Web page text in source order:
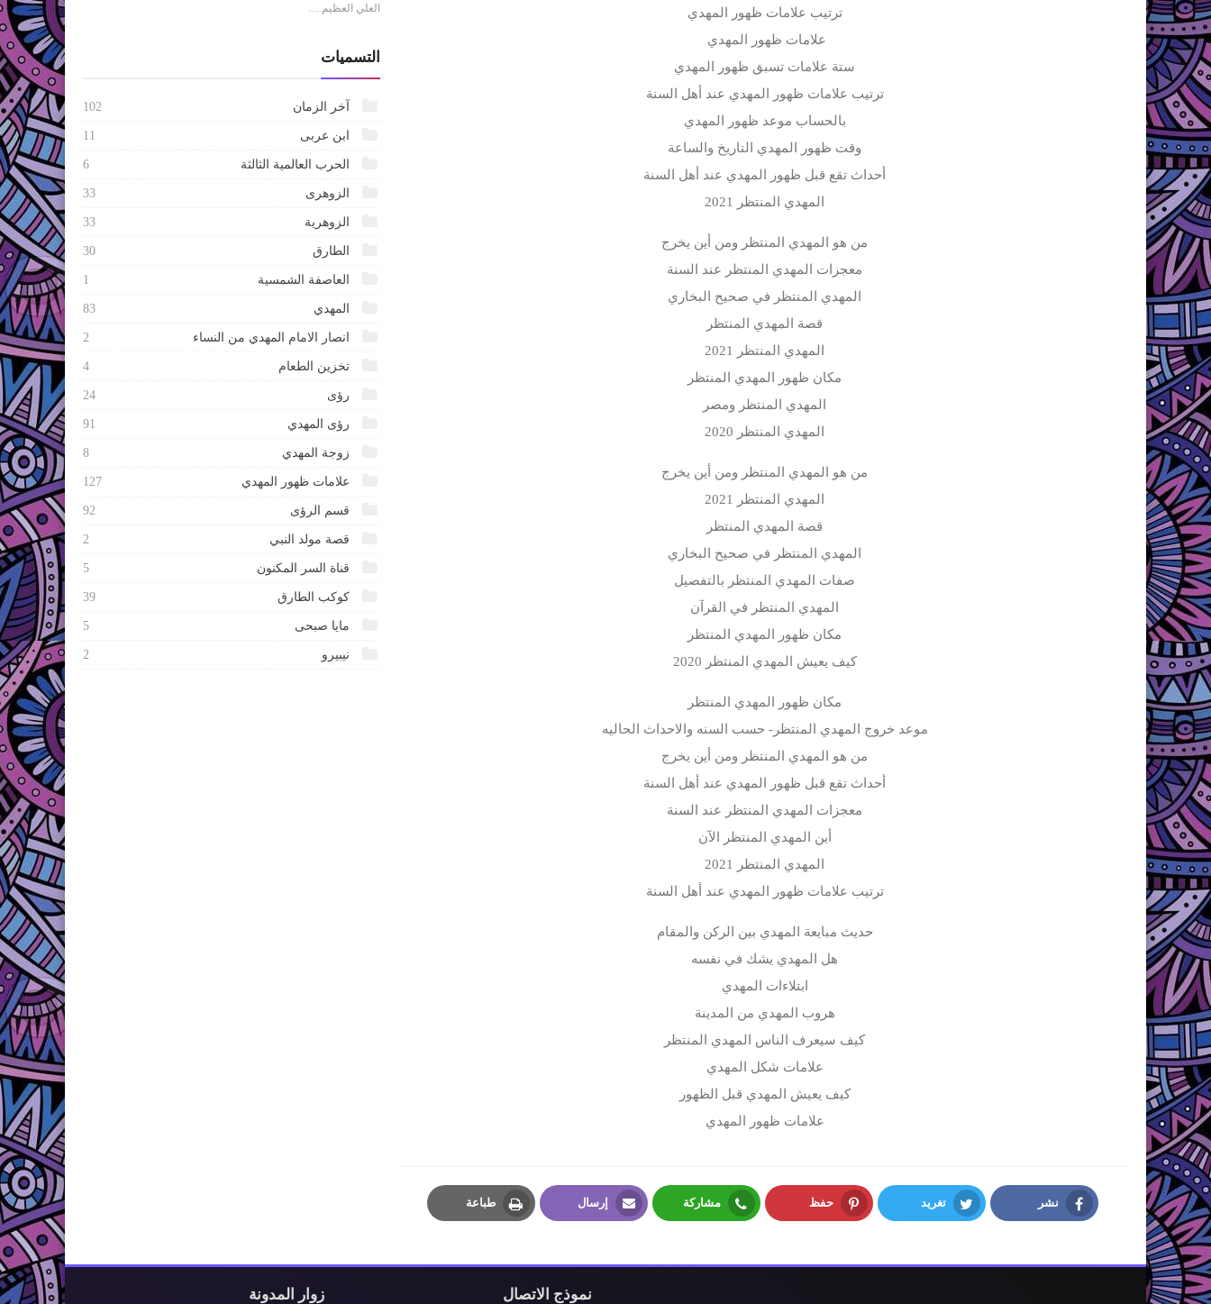
ترتيب علامات ظهور المهدي
علامات ظهور المهدي
ستة علامات تسبق ظهور المهدي
ترتيب علامات ظهور المهدي عند أهل السنة
بالحساب موعد ظهور المهدي
وقت ظهور المهدي التاريخ والساعة
أحداث تقع قبل ظهور المهدي عند أهل السنة
المهدي المنتظر 2021
من هو المهدي المنتظر ومن أين يخرج
معجزات المهدي المنتظر عند السنة
المهدي المنتظر في صحيح البخاري
قصة المهدي المنتظر
المهدي المنتظر 2021
مكان ظهور المهدي المنتظر
المهدي المنتظر ومصر
المهدي المنتظر 2020
من هو المهدي المنتظر ومن أين يخرج
المهدي المنتظر 2021
قصة المهدي المنتظر
المهدي المنتظر في صحيح البخاري
صفات المهدي المنتظر بالتفصيل
المهدي المنتظر في القرآن
مكان ظهور المهدي المنتظر
كيف يعيش المهدي المنتظر 2020
مكان ظهور المهدي المنتظر
موعد خروج المهدي المنتظر- حسب السنه والاحداث الحاليه
من هو المهدي المنتظر ومن أين يخرج
أحداث تقع قبل ظهور المهدي عند أهل السنة
معجزات المهدي المنتظر عند السنة
أين المهدي المنتظر الآن
المهدي المنتظر 2021
ترتيب علامات ظهور المهدي عند أهل السنة
حديث مبايعة المهدي بين الركن والمقام
هل المهدي يشك في نفسه
ابتلاءات المهدي
هروب المهدي من المدينة
كيف سيعرف الناس المهدي المنتظر
علامات شكل المهدي
كيف يعيش المهدي قبل الظهور
علامات ظهور المهدي
نشر تغريد حفظ مشاركة إرسال طباعة
العلي العظيم …
التسميات
آخر الزمان 102
ابن عربى 11
الحرب العالمية الثالثة 6
الزوهرى 33
الزوهرية 33
الطارق 30
العاصفة الشمسية 1
المهدي 83
انصار الامام المهدي من النساء 2
تخزين الطعام 4
رؤى 24
رؤى المهدي 91
زوجة المهدي 8
علامات ظهور المهدي 127
قسم الرؤى 92
قصة مولد النبي 2
قناة السر المكنون 5
كوكب الطارق 39
مايا صبحى 5
نيبيرو 2
نموذج الاتصال زوار المدونة